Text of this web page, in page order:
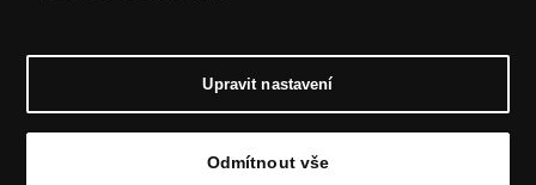
Tel.: 810 100 500E-mail: info@narodnipokladnice.cz, www.narodnipokladnice.cz;
soudem v Praze, oddíl C, vložka 146644
Upravit nastavení souborů cookie můžetekliknutím na tento
odkaz.
Upravit nastavení
Odmítnout vše